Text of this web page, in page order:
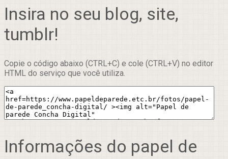
Insira no seu blog, site,
tumblr!
Copie o código abaixo (CTRL+C) e cole (CTRL+V) no editor
HTML do serviço que você utiliza.
Informações do papel de